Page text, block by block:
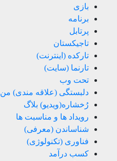
بازی
برنامه
پرتابل
تاجیکستان
تارکده (اینترنت)
تارنما (سایت)
تحت وب
دلبستگی (علاقه مندی) من
رُخشاره(ویدیو) بلاگ
رویداد ها و مناسبت ها
شناساندن (معرفی)
فناوری (تکنولوژی)
کسب درآمد